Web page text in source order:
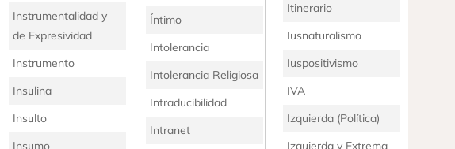
Instrumentalidad y
de Expresividad
Instrumento
Insulina
Insulto
Insumo
Íntimo
Intolerancia
Intolerancia Religiosa
Intraducibilidad
Intranet
Itinerario
Iusnaturalismo
Iuspositivismo
IVA
Izquierda (Política)
Izquierda y Extrema